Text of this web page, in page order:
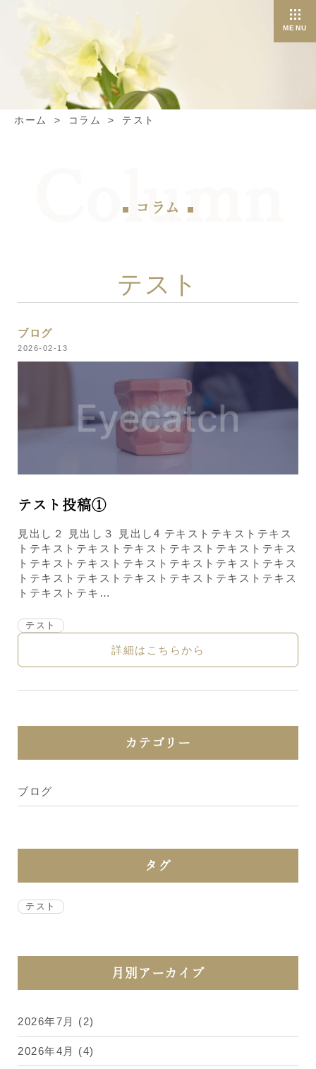
ホーム コラム テスト
コラム
テスト
ブログ
2026-02-13
テスト投稿①
見出し２ 見出し３ 見出し4 テキストテキストテキス
トテキストテキストテキストテキストテキストテキス
トテキストテキストテキストテキストテキストテキス
トテキストテキストテキストテキストテキストテキス
トテキストテキ…
テスト
詳細はこちらから
カテゴリー
ブログ
タグ
テスト
月別アーカイブ
2026年7月 (2)
2026年4月 (4)